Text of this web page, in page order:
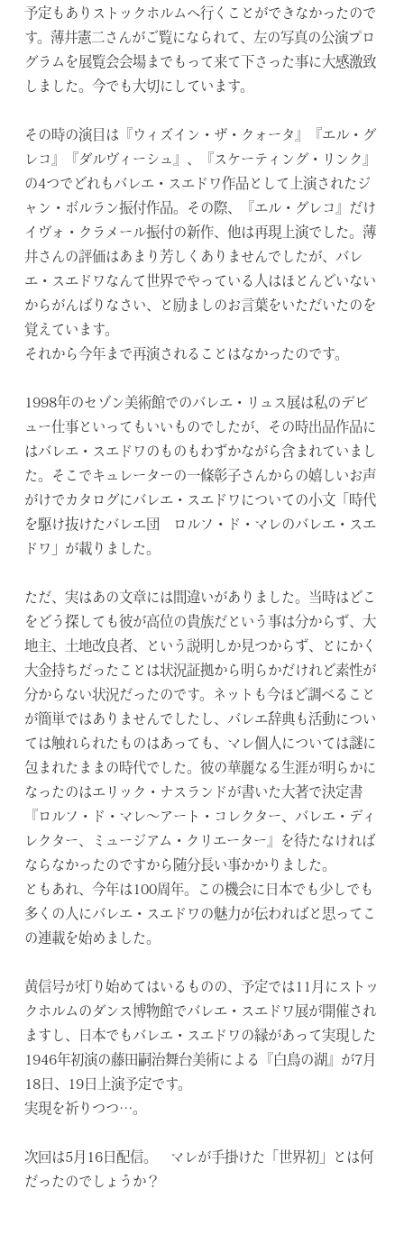
予定もありストックホルムへ行くことができなかったので
す。薄井憲二さんがご覧になられて、左の写真の公演プロ
グラムを展覧会会場までもって来て下さった事に大感激致
しました。今でも大切にしています。
その時の演目は『ウィズイン・ザ・クォータ』『エル・グ
レコ』『ダルヴィーシュ』、『スケーティング・リンク』
の4つでどれもバレエ・スエドワ作品として上演されたジ
ャン・ ボルラン振付作品。その際、『エル・グレコ』だけ
イヴォ・クラメール振付の新作、他は再現上演でした。薄
井さんの評価はあまり芳しくありませんでしたが、バレ
エ・スエドワなんて世界でやっている人はほとんどいない
からがんばりなさい、と励ましのお言葉をいただいたのを
覚えています。
それから今年まで再演されることはなかったのです。
1998年のセゾン美術館でのバレエ・リュス展は私のデビ
ュー仕事といってもいいものでしたが、その時出品作品に
はバレエ・スエドワのものもわずかながら含まれていまし
た。そこでキュレーターの一條彰子さんからの嬉しいお声
がけでカタログにバレエ・スエドワについての小文「時代
を駆け抜けたバレエ団 ロルフ・ド・マレのバレエ・スエ
ドワ」が載りました。
ただ、実はあの文章には間違いがありました。当時はどこ
をどう探しても彼が高位の貴族だという事は分からず、大
地主、土地改良者、という説明しか見つからず、とにかく
大金持ちだったことは状況証拠から明らかだけれど素性が
分からない状況だったのです。ネットも今ほど調べること
が簡単ではありませんでしたし、バレエ辞典も活動につい
ては触れられたものはあっても、マレ個人については謎に
包まれたままの時代でした。彼の華麗なる生涯が明らかに
なったのはエリック・ナスランドが書いた大著で決定書
『ロルフ・ド・マレ～アート・コレクター、バレエ・ディ
レクター、ミュージアム・クリエーター』を待たなければ
ならなかったのですから随分長い事かかりました。
ともあれ、今年は100周年。この機会に日本でも少しでも
多くの人にバレエ・スエドワの魅力が伝わればと思ってこ
の連載を始めました。
黄信号が灯り始めてはいるものの、予定では11月にストッ
クホルムのダンス博物館でバレエ・スエドワ展が開催され
ますし、日本でもバレエ・スエドワの縁があって実現した
1946年初演の藤田嗣治舞台美術による『白鳥の湖』が7月
18日、19日上演予定です。
実現を祈りつつ…。
次回は5月 16 日配信。 マレが手掛けた「世界初」とは何
だったのでしょうか？